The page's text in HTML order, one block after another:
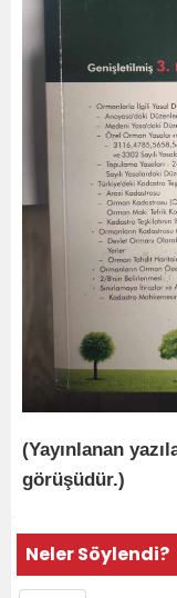
(Yayınlanan
görüşüdür.)
Neler Söylendi?